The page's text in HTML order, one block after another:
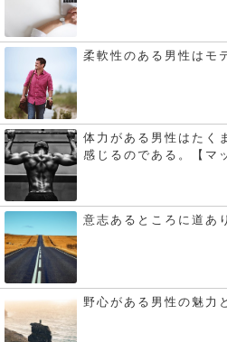
柔軟性のある男性はモ
体力がある男性はたく
感じるのである。【マ
意志あるところに道あ
野心がある男性の魅力